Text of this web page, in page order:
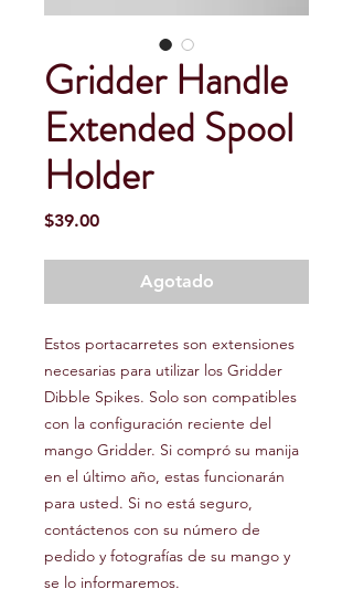
Gridder Handle
Extended Spool
Holder
$39.00Precio
Agotado
Estos portacarretes son extensiones
necesarias para utilizar los Gridder
Dibble Spikes. Solo son compatibles
con la configuración reciente del
mango Gridder. Si compró su manija
en el último año, estas funcionarán
para usted. Si no está seguro,
contáctenos con su número de
pedido y fotografías de su mango y
se lo informaremos.